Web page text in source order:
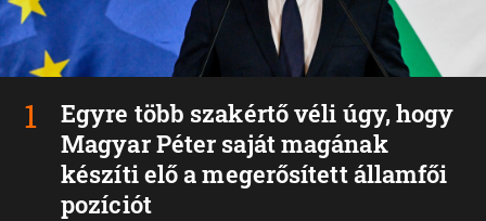
Egyre több szakértő véli úgy, hogy
Magyar Péter saját magának
készíti elő a megerősített államfői
pozíciót